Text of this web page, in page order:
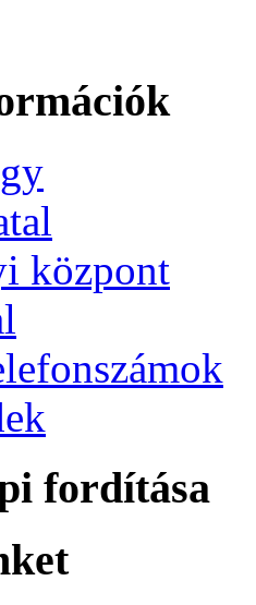
központ
fordítása